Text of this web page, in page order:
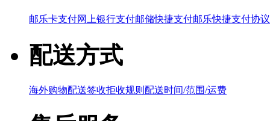
邮乐卡支付网上银行支付邮储快捷支付邮乐快捷支付协议
配送方式
海外购物配送签收拒收规则 配送时间/范围/运费